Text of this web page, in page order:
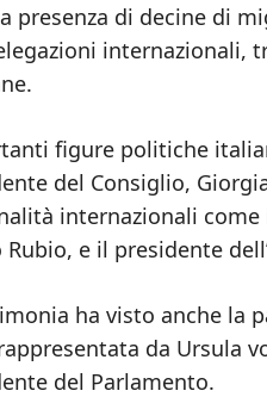
presenza di decine di
internazionali,
figure politiche
del Consiglio,
internazionali
Rubio, e il presidente
ha visto anche la
da Ursula
del Parlamento.